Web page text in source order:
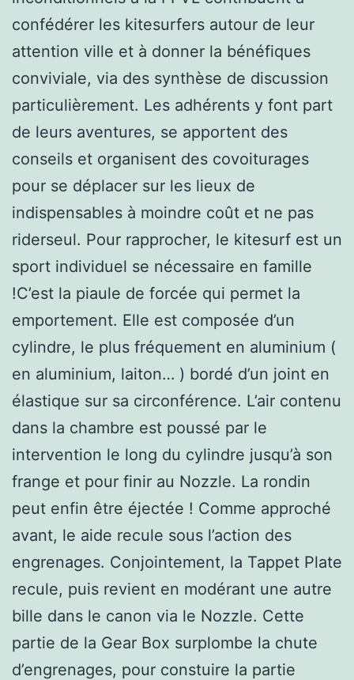
confédérer les kitesurfers autour de leur
attention ville et à donner la bénéfiques
conviviale, via des synthèse de discussion
particulièrement. Les adhérents y font part
de leurs aventures, se apportent des
conseils et organisent des covoiturages
pour se déplacer sur les lieux de
indispensables à moindre coût et ne pas
riderseul. Pour rapprocher, le kitesurf est un
sport individuel se nécessaire en famille
!C’est la piaule de forcée qui permet la
emportement. Elle est composée d’un
cylindre, le plus fréquement en aluminium (
en aluminium, laiton… ) bordé d’un joint en
élastique sur sa circonférence. L’air contenu
dans la chambre est poussé par le
intervention le long du cylindre jusqu’à son
frange et pour finir au Nozzle. La rondin
peut enfin être éjectée ! Comme approché
avant, le aide recule sous l’action des
engrenages. Conjointement, la Tappet Plate
recule, puis revient en modérant une autre
bille dans le canon via le Nozzle. Cette
partie de la Gear Box surplombe la chute
d’engrenages, pour constuire la partie